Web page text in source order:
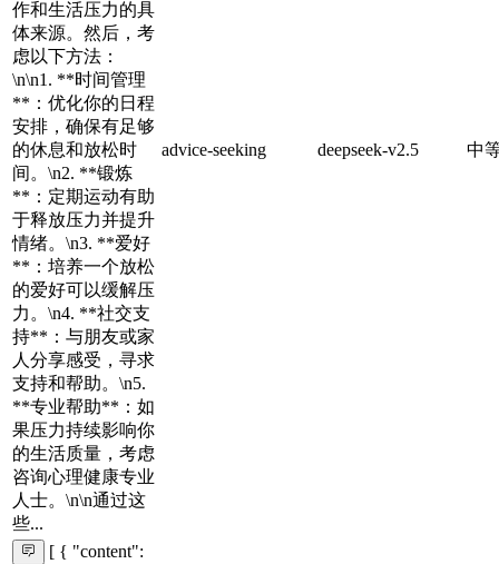
作和生活压力的具
体来源。然后，考
虑以下方法：
\n\n1. **时间管理
**：优化你的日程
安排，确保有足够
的休息和放松时
间。\n2. **锻炼
**：定期运动有助
于释放压力并提升
情绪。\n3. **爱好
**：培养一个放松
的爱好可以缓解压
力。\n4. **社交支
持**：与朋友或家
人分享感受，寻求
支持和帮助。\n5.
**专业帮助**：如
果压力持续影响你
的生活质量，考虑
咨询心理健康专业
人士。\n\n通过这
些...
advice-seeking deepseek-v2.5 中
[ { "content":